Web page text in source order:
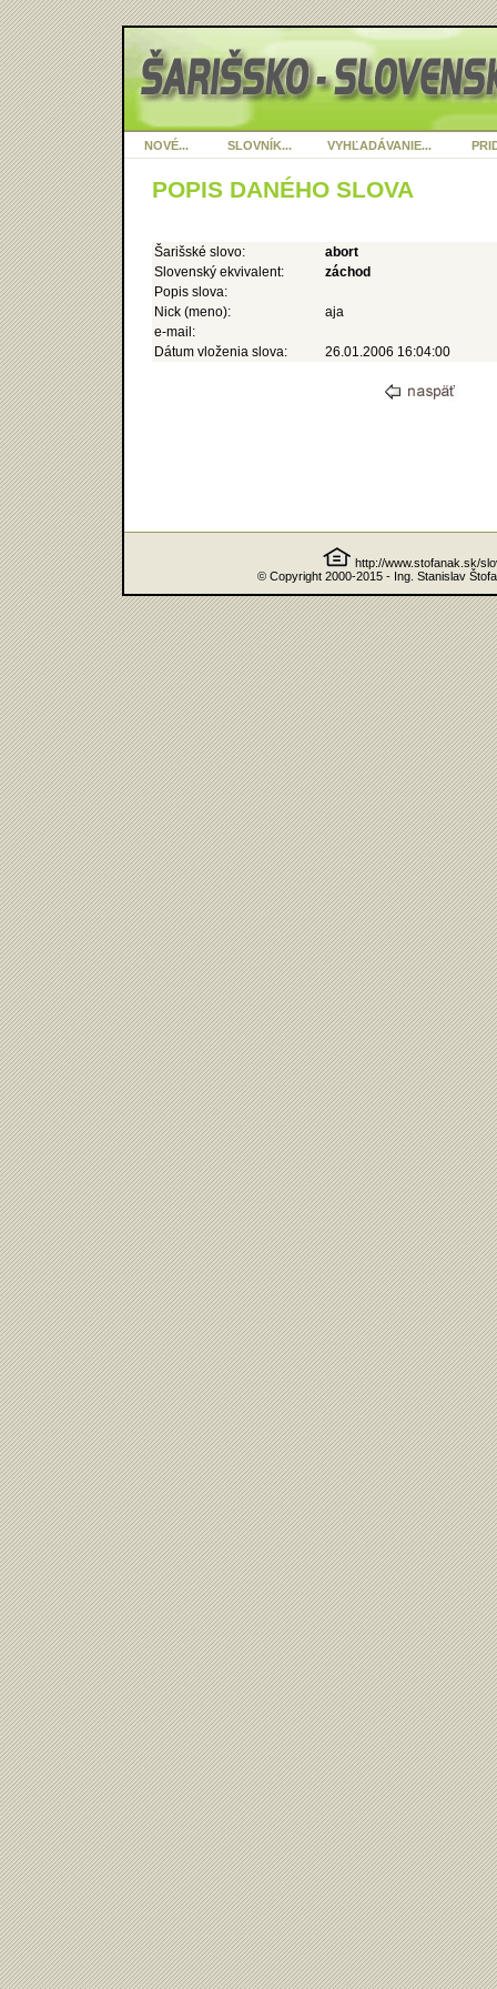
NOVÉ... SLOVNÍK... VYHĽADÁVANIE...
POPIS DANÉHO SLOVA
Šarišské slovo:
abort
Slovenský ekvivalent:
záchod
Popis slova:
Nick (meno):
aja
e-mail:
Dátum vloženia slova:
26.01.2006 16:04:00
http://www.stofanak.sk/
© Copyright 2000-2015 - Ing. Stanislav